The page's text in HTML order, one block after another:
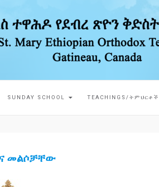
SUNDAY SCHOOL TEACHINGS/ትምህርቶች
መልሶቻቸው